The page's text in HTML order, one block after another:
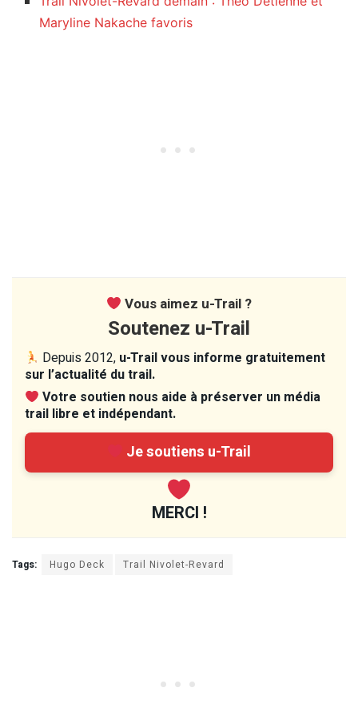
Maryline Nakache favoris
Vous aimez u-Trail ?
Soutenez u-Trail
Depuis 2012, u-Trail vous informe gratuitement
sur l’actualité du trail.
Votre soutien nous aide à préserver un média
trail libre et indépendant.
Je soutiens u-Trail
MERCI !
Tags: Hugo Deck Trail Nivolet-Revard